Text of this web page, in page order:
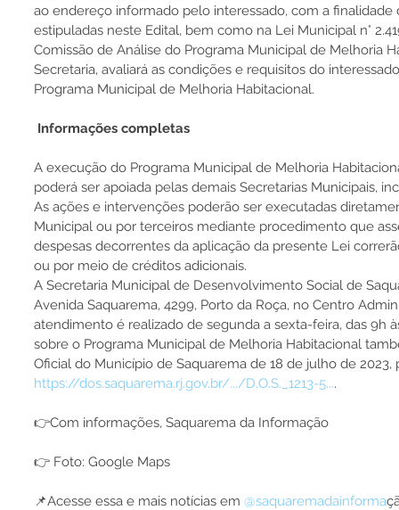
ao endereço informado pelo interessado, com a finalidade
estipuladas neste Edital, bem como na Lei Municipal n°
Comissão de Análise do Programa Municipal de Melhoria
Secretaria, avaliará as condições e requisitos do
Programa Municipal de Melhoria Habitacional.
Informações completas
A execução do Programa Municipal de Melhoria
poderá ser apoiada pelas demais Secretarias Municipais,
As ações e intervenções poderão ser executadas
Municipal ou por terceiros mediante procedimento que
despesas decorrentes da aplicação da presente Lei
ou por meio de créditos adicionais.
A Secretaria Municipal de Desenvolvimento Social de
Avenida Saquarema, 4299, Porto da Roça, no Centro
atendimento é realizado de segunda a sexta-feira, das 9h
sobre o Programa Municipal de Melhoria Habitacional
Oficial do Município de Saquarema de 18 de julho de 2023,
https://dos.saquarema.rj.gov.br/.../D.O.S._1213-5....
👉Com informações, Saquarema da Informação
👉 Foto: Google Maps
📌Acesse essa e mais notícias em @saquaremadainforma